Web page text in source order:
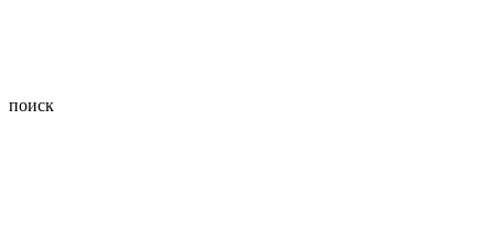
поиск